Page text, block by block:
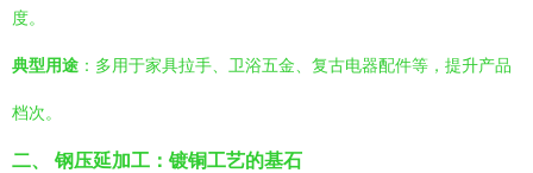
度。
典型用途 ：多用于家具拉手、卫浴五金、复古电器配件等，提升产品
档次。
二、 钢压延加工：镀铜工艺的基石